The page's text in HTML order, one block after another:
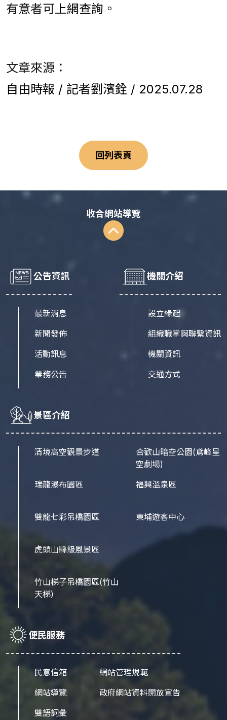
有意者可上網查詢 。
文章來源：
自由時報 / 記者劉濱銓 / 2025.07.28
回列表頁
收合網站導覽
公告資訊
最新消息
新聞發佈
活動訊息
業務公告
機關介紹
設立緣起
組織職掌與聯繫資訊
機關資訊
交通方式
景區介紹
清境高空觀景步道
瑞龍瀑布園區
雙龍七彩吊橋園區
虎頭山縣級風景區
竹山梯子吊橋園區(竹山
天梯)
合歡山暗空公園(鳶峰星
空劇場)
福興溫泉區
東埔遊客中心
便民服務
民意信箱
網站導覽
雙語詞彙
網站管理規範
政府網站資料開放宣告